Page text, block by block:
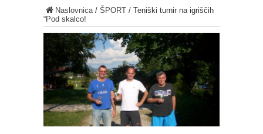
Naslovnica/ ŠPORT / Teniški turnir na igriščih
“Pod skalco!